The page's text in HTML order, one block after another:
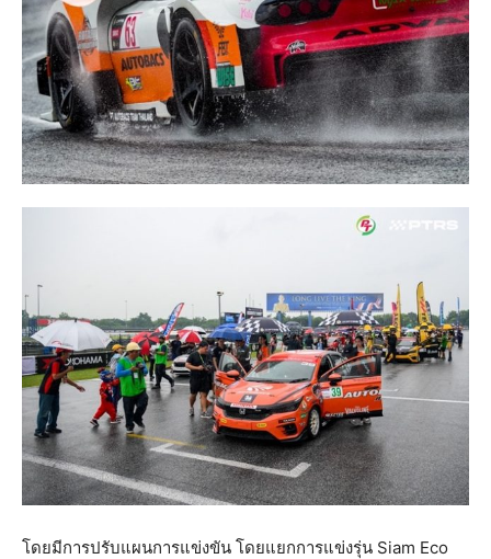
โดยมีการปรับแผนการแข่งขัน โดยแยกการแข่งรุ่น Siam Eco